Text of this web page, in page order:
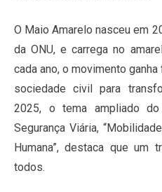
O Maio Amarelo nasceu em
da ONU, e carrega no
cada ano, o movimento
sociedade civil para
2025, o tema ampliado
Segurança Viária,
Humana”, destaca que um
todos.